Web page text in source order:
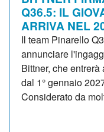
Q36.5: IL
ARRIVA NEL
Il team Pinarello
annunciare
Bittner, che
dal 1° gennaio
Considerato da